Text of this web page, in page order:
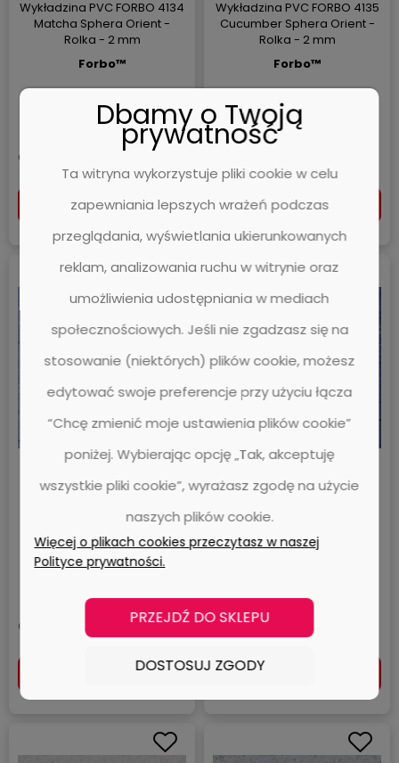
Wykładzina PVC FORBO 4134
Matcha Sphera Orient -
Rolka - 2 mm
Forbo™
114,71 zł
Cena netto: 93,26 zł
DO KOSZYKA
Wykładzina PVC FORBO 4135
Cucumber Sphera Orient -
Rolka - 2 mm
Forbo™
114,71 zł
DO KOSZYKA
Corn flower Sphera Orient -
Forbo™
114,71 zł
Cena netto: 93,26 zł
DO KOSZYKA
Grape Sphera Orient - Rolka
Forbo™
114,71 zł
Cena netto:
DO KOSZYKA
Dbamy o Twoją
prywatność
Ta witryna wykorzystuje pliki cookie w celu
zapewniania lepszych wrażeń podczas
przeglądania, wyświetlania ukierunkowanych
reklam, analizowania ruchu w witrynie oraz
umożliwienia udostępniania w mediach
społecznościowych. Jeśli nie zgadzasz się na
stosowanie (niektórych) plików cookie, możesz
edytować swoje preferencje przy użyciu łącza
“Chcę zmienić moje ustawienia plików cookie”
poniżej. Wybierając opcję „Tak, akceptuję
wszystkie pliki cookie”, wyrażasz zgodę na użycie
naszych plików cookie.
Więcej o plikach cookies przeczytasz w naszej
Polityce prywatności.
PRZEJDŹ DO SKLEPU
DOSTOSUJ ZGODY